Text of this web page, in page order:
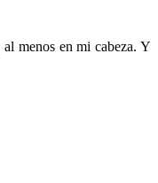
menos en mi cabeza. Y